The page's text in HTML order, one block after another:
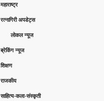
महाराष्ट्र
रत्नागिरी अपडेट्स
लोकल न्यूज
ब्रेकिंग न्यूज
शिक्षण
राजकीय
साहित्य-कला-संस्कृती